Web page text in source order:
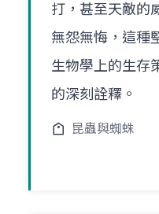
打，甚至天敵的
無怨無悔，這種
生物學上的生存
的深刻詮釋。
昆蟲與蜘蛛